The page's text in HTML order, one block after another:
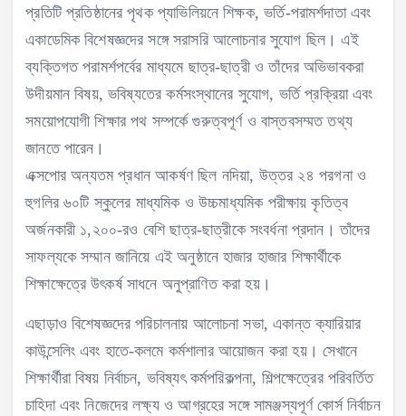
প্রতিটি প্রতিষ্ঠানের পৃথক প্যাভিলিয়নে শিক্ষক, ভর্তি-পরামর্শদাতা এবং
একাডেমিক বিশেষজ্ঞদের সঙ্গে সরাসরি আলোচনার সুযোগ ছিল। এই
ব্যক্তিগত পরামর্শপর্বের মাধ্যমে ছাত্র-ছাত্রী ও তাঁদের অভিভাবকরা
উদীয়মান বিষয়, ভবিষ্যতের কর্মসংস্থানের সুযোগ, ভর্তি প্রক্রিয়া এবং
সময়োপযোগী শিক্ষার পথ সম্পর্কে গুরুত্বপূর্ণ ও বাস্তবসম্মত তথ্য
জানতে পারেন।
এক্সপোর অন্যতম প্রধান আকর্ষণ ছিল নদিয়া, উত্তর ২৪ পরগনা ও
হুগলির ৬০টি স্কুলের মাধ্যমিক ও উচ্চমাধ্যমিক পরীক্ষায় কৃতিত্ব
অর্জনকারী ১,২০০-রও বেশি ছাত্র-ছাত্রীকে সংবর্ধনা প্রদান। তাঁদের
সাফল্যকে সম্মান জানিয়ে এই অনুষ্ঠানে হাজার হাজার শিক্ষার্থীকে
শিক্ষাক্ষেত্রে উৎকর্ষ সাধনে অনুপ্রাণিত করা হয়।
এছাড়াও বিশেষজ্ঞদের পরিচালনায় আলোচনা সভা, একান্ত ক্যারিয়ার
কাউন্সেলিং এবং হাতে-কলমে কর্মশালার আয়োজন করা হয়। সেখানে
শিক্ষার্থীরা বিষয় নির্বাচন, ভবিষ্যৎ কর্মপরিকল্পনা, শিল্পক্ষেত্রের পরিবর্তিত
চাহিদা এবং নিজেদের লক্ষ্য ও আগ্রহের সঙ্গে সামঞ্জস্যপূর্ণ কোর্স নির্বাচন